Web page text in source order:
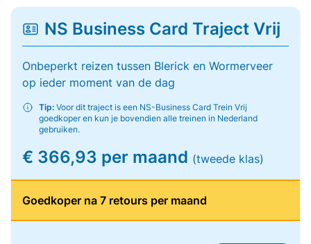
NS Business Card Traject Vrij
Onbeperkt reizen tussen Blerick en Wormerveer
op ieder moment van de dag
Tip: Voor dit traject is een NS-Business Card Trein Vrij
goedkoper en kun je bovendien alle treinen in Nederland
gebruiken.
€ 366,93 per maand (tweede klas)
Goedkoper na 7 retours per maand